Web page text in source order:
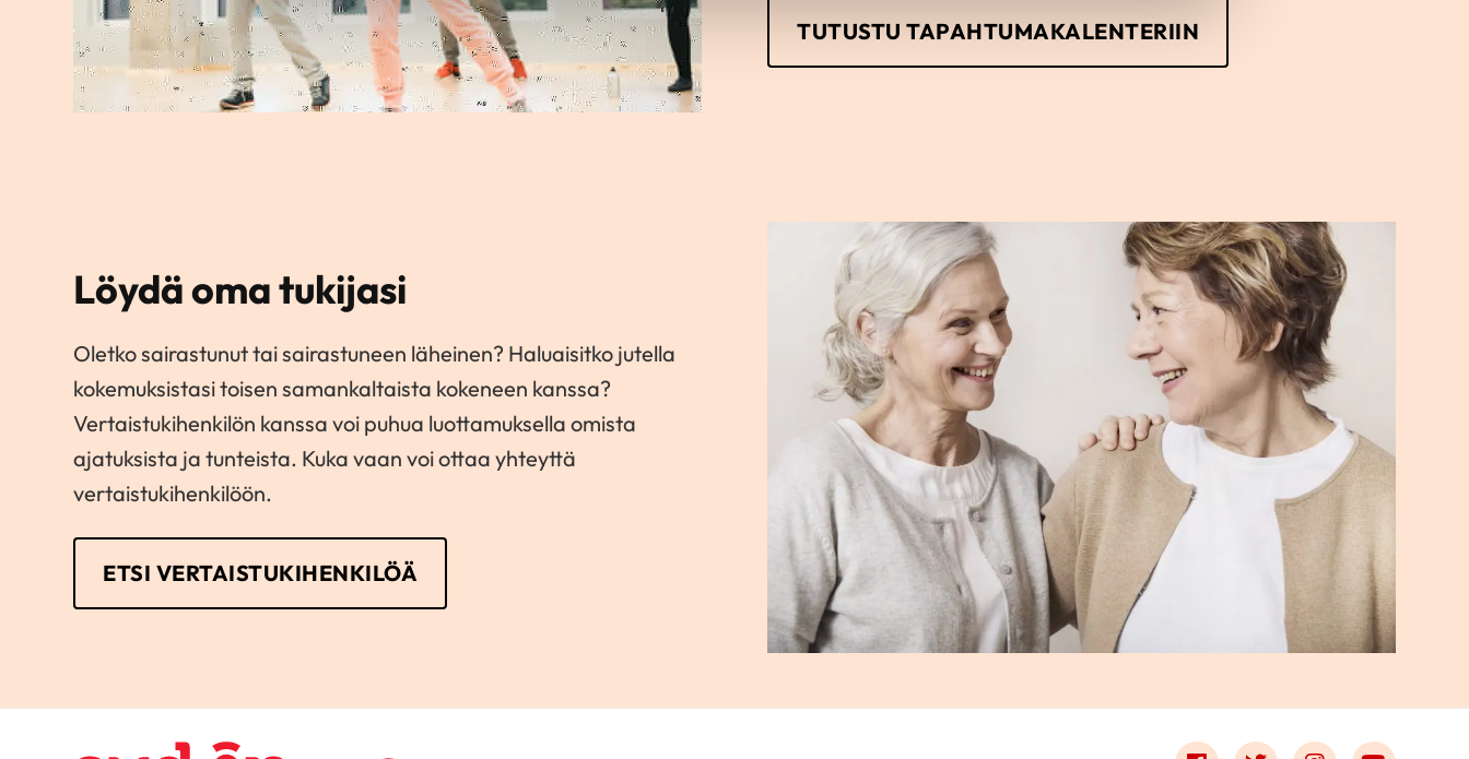
TUTUSTU TAPAHTUMAKALENTERIIN
Löydä oma tukijasi
Oletko sairastunut tai sairastuneen läheinen? Haluaisitko jutella
kokemuksistasi toisen samankaltaista kokeneen kanssa?
Vertaistukihenkilön kanssa voi puhua luottamuksella omista
ajatuksista ja tunteista. Kuka vaan voi ottaa yhteyttä
vertaistukihenkilöön.
ETSI VERTAISTUKIHENKILÖÄ